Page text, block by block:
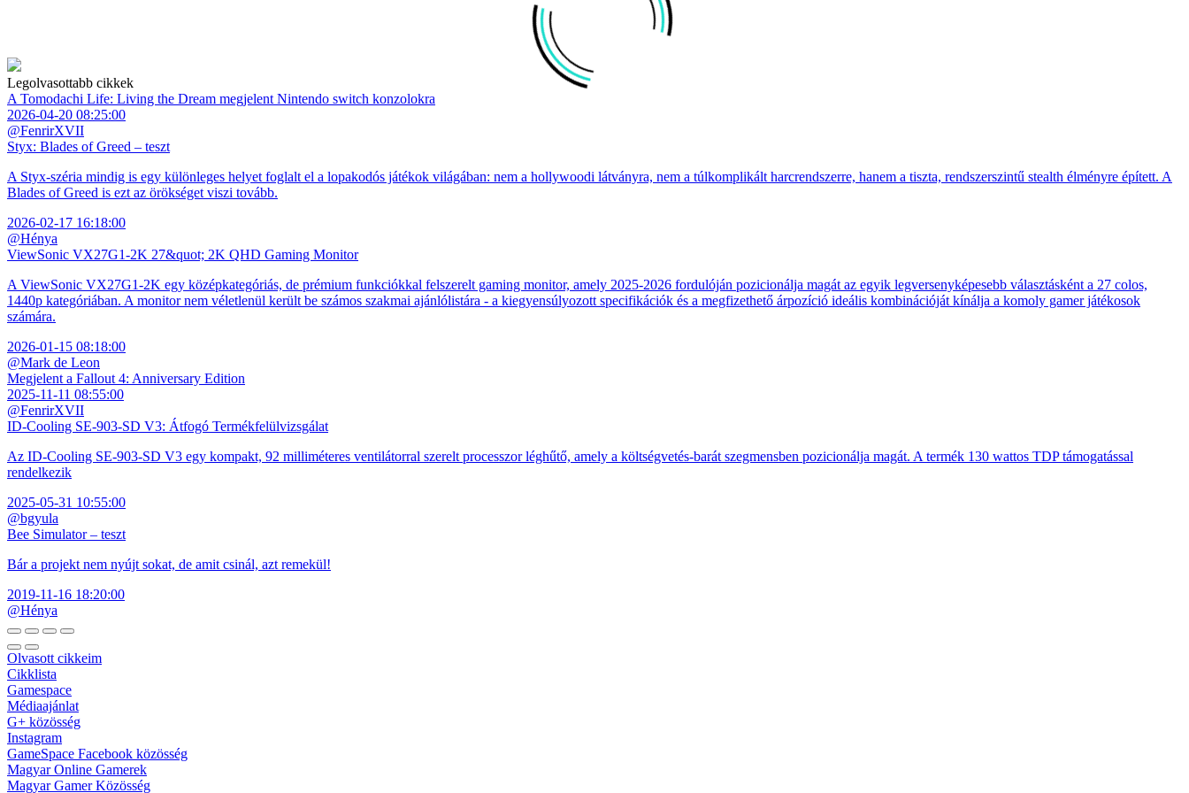
Legolvasottabb cikkek
A Tomodachi Life: Living the Dream megjelent Nintendo switch konzolokra
2026-04-20 08:25:00
@FenrirXVII
Styx: Blades of Greed – teszt
A Styx-széria mindig is egy különleges helyet foglalt el a lopakodós játékok világában: nem a hollywoodi látványra, nem a túlkomplikált harcrendszerre, hanem a tiszta, rendszerszintű stealth élményre épített. A
Blades of Greed is ezt az örökséget viszi tovább.
2026-02-17 16:18:00
@Hénya
ViewSonic VX27G1-2K 27&quot; 2K QHD Gaming Monitor
A ViewSonic VX27G1-2K egy középkategóriás, de prémium funkciókkal felszerelt gaming monitor, amely 2025-2026 fordulóján pozicionálja magát az egyik legversenyképesebb választásként a 27 colos,
1440p kategóriában. A monitor nem véletlenül került be számos szakmai ajánlólistára - a kiegyensúlyozott specifikációk és a megfizethető árpozíció ideális kombinációját kínálja a komoly gamer játékosok
számára.
2026-01-15 08:18:00
@Mark de Leon
Megjelent a Fallout 4: Anniversary Edition
2025-11-11 08:55:00
@FenrirXVII
ID-Cooling SE-903-SD V3: Átfogó Termékfelülvizsgálat
Az ID-Cooling SE-903-SD V3 egy kompakt, 92 milliméteres ventilátorral szerelt processzor léghűtő, amely a költségvetés-barát szegmensben pozicionálja magát. A termék 130 wattos TDP támogatással
rendelkezik
2025-05-31 10:55:00
@bgyula
Bee Simulator – teszt
Bár a projekt nem nyújt sokat, de amit csinál, azt remekül!
2019-11-16 18:20:00
@Hénya
Olvasott cikkeim
Cikklista
Gamespace
Médiaajánlat
G+ közösség
Instagram
GameSpace Facebook közösség
Magyar Online Gamerek
Magyar Gamer Közösség